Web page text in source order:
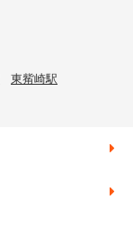
東觜崎駅